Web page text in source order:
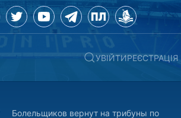
УВІЙТИРЕЄСТРАЦІЯ
Болельщиков вернут на трибуны по